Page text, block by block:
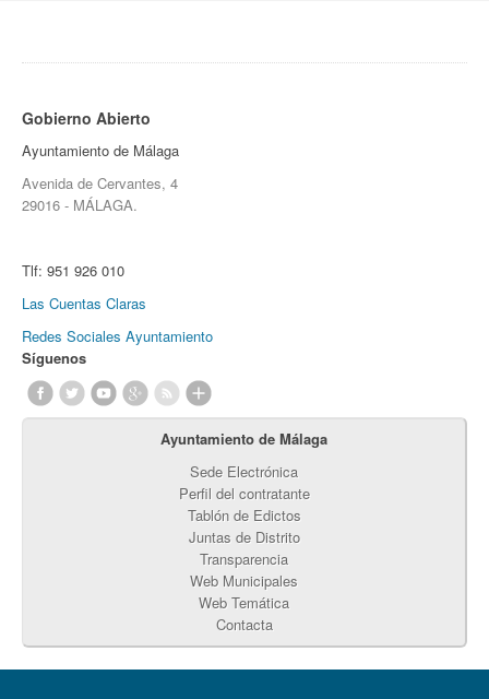
Gobierno Abierto
Ayuntamiento de Málaga
Avenida de Cervantes, 4
29016 - MÁLAGA.
Tlf: 951 926 010
Las Cuentas Claras
Redes Sociales Ayuntamiento
Síguenos
Ayuntamiento de Málaga
Sede Electrónica
Perfil del contratante
Tablón de Edictos
Juntas de Distrito
Transparencia
Web Municipales
Web Temática
Contacta